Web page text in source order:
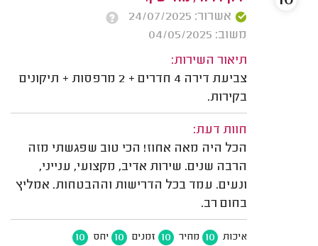
אשרור: 24/07/2025
משוב: 04/05/2025
תיאור השירות:
צביעת דירה 4 חדרים + 2 מרפסות + תיקונים
בקירות.
חוות דעת:
הכל היה מאה אחוז! הכי טוב שפגשתי מזה
הרבה שנים. שירות אדיב, מקצועי, ענייני,
ונעים. עמד בכל הדרישות וההבטחות. אמליץ
בחום רב.
איכות 10 מחיר 10 זמנים 10 יחס 10